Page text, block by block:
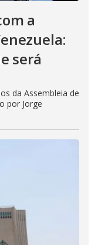
a
será
da Assembleia de
por Jorge